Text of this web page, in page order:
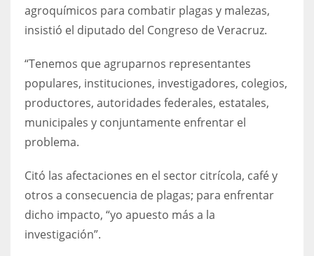
agroquímicos para combatir plagas y malezas,
insistió el diputado del Congreso de Veracruz.
“Tenemos que agruparnos representantes
populares, instituciones, investigadores, colegios,
productores, autoridades federales, estatales,
municipales y conjuntamente enfrentar el
problema.
Citó las afectaciones en el sector citrícola, café y
otros a consecuencia de plagas; para enfrentar
dicho impacto, “yo apuesto más a la
investigación”.